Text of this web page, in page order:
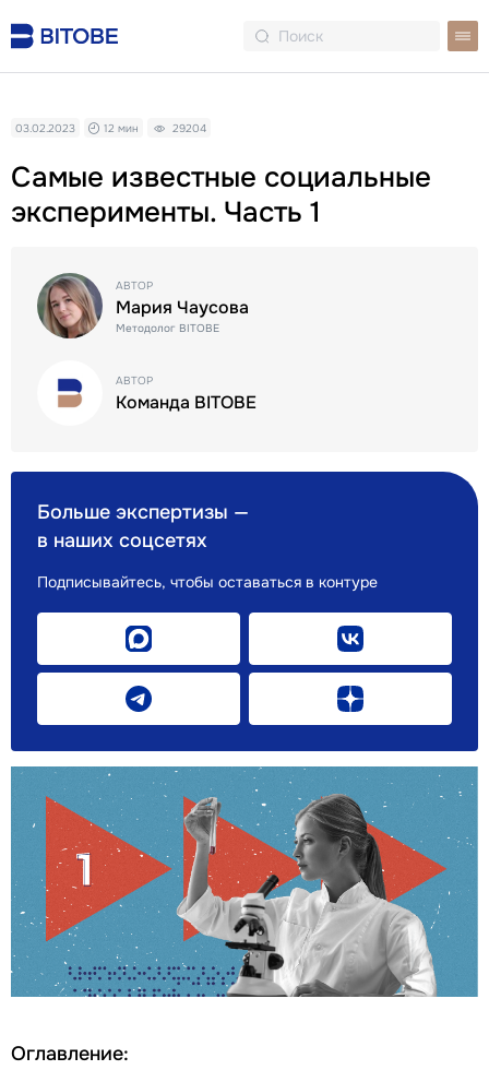
Самые известные социальные
эксперименты. Часть 1
03.02.2023 12 мин 29204
Оглавление:
Больше экспертизы —
в наших соцсетях
Подписывайтесь, чтобы оставаться в контуре
АВТОР
Мария Чаусова
Методолог BITOBE
АВТОР
Команда BITOBE